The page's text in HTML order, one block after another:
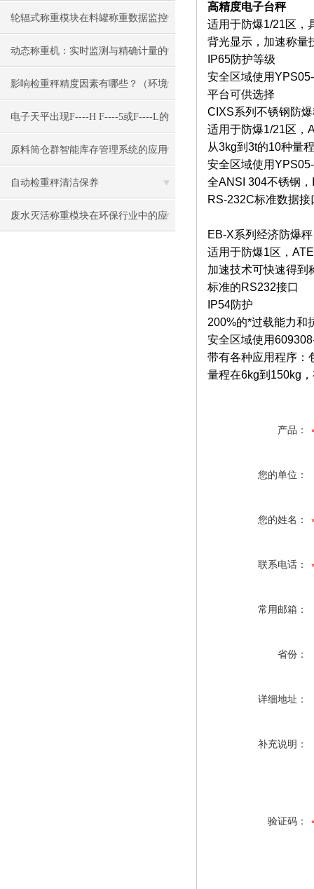
方法详解
轮辐式称重模块在料罐称重数据监控
中应用
动态称重机：实时监测与精确计量的
创新工具
影响检重秤精度因素有哪些？（环境
因素、人为因素）
电子天平出现F----H F----5或F----L的
原因
原料筒仓群智能库存管理系统的应用
自动检重秤清洁保养
废水灭活称重模块在环保行业中的应
高精度电子台秤
适用于防爆1/21区，
背光显示，加速称量
IP65防护等级
安全区域使用
平台可供选择
CIXS系列不锈钢防
适用于防爆1/21区，
从3kg到3t的10种量
安全区域使用
全ANSI 304不锈钢
RS-232C标准数据接
EB-X系列经济防爆秤
适用于防爆1区，
加速技术可快速得到
标准的RS232接口
IP54防护
200%的*过载能力和
安全区域使用
带有各种应用程序：
量程在6kg到150kg
产品：
您的单位：
您的姓名：
联系电话：
常用邮箱：
省份：
详细地址：
补充说明：
验证码：